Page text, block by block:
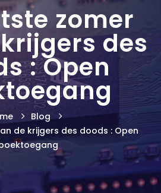
zomer
des
: Open
Blog
de krijgers des doods : Open